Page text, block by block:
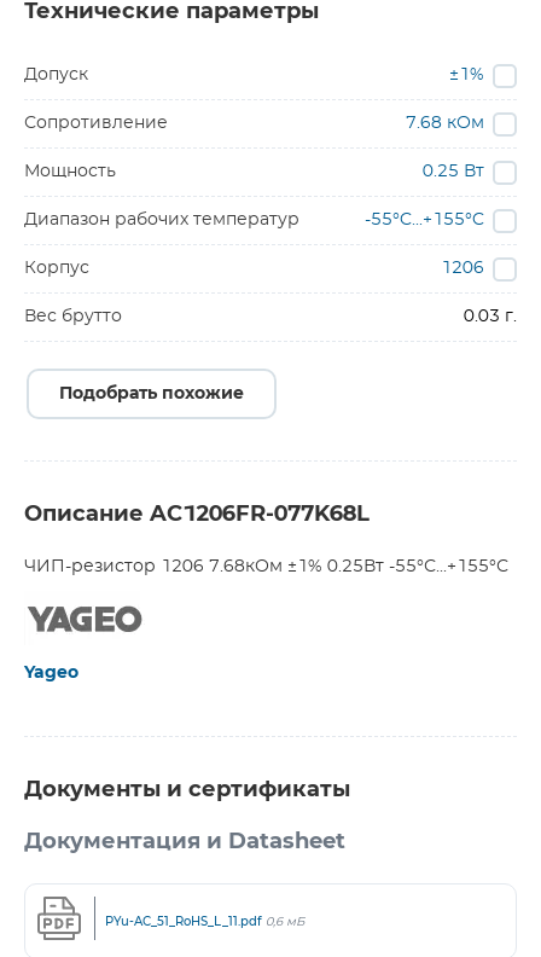
Технические параметры
Допуск ±1%
Сопротивление 7.68 кОм
Мощность 0.25 Вт
Диапазон рабочих температур -55°C...+155°C
Корпус 1206
Вес брутто 0.03 г.
Подобрать похожие
Описание AC1206FR-077K68L
ЧИП-резистор 1206 7.68кОм ±1% 0.25Вт -55°С...+155°С
Yageo
Документы и сертификаты
Документация и Datasheet
PYu-AC_51_RoHS_L_11.pdf 0,6 мБ